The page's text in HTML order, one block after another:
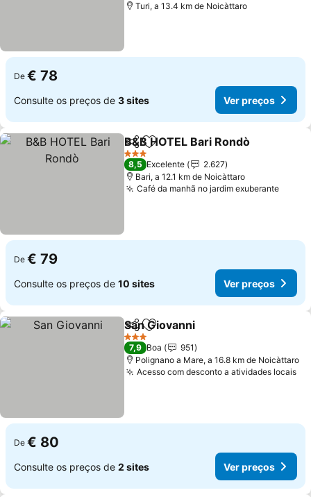
Turi, a 13.4 km de Noicàttaro
De € 78
Consulte os preços de 3 sites Ver preços
PartilharAdicionar aos favoritos
B&B HOTEL Bari Rondò
3 Estrelas
8,5 Excelente
2.627
Bari, a 12.1 km de Noicàttaro
Café da manhã no jardim exuberante
De € 79
Consulte os preços de 10 sites Ver preços
PartilharAdicionar aos favoritos
San Giovanni
3 Estrelas
7,9 Boa
951
Polignano a Mare, a 16.8 km de Noicàttaro
Acesso com desconto a atividades locais
De € 80
Consulte os preços de 2 sites Ver preços